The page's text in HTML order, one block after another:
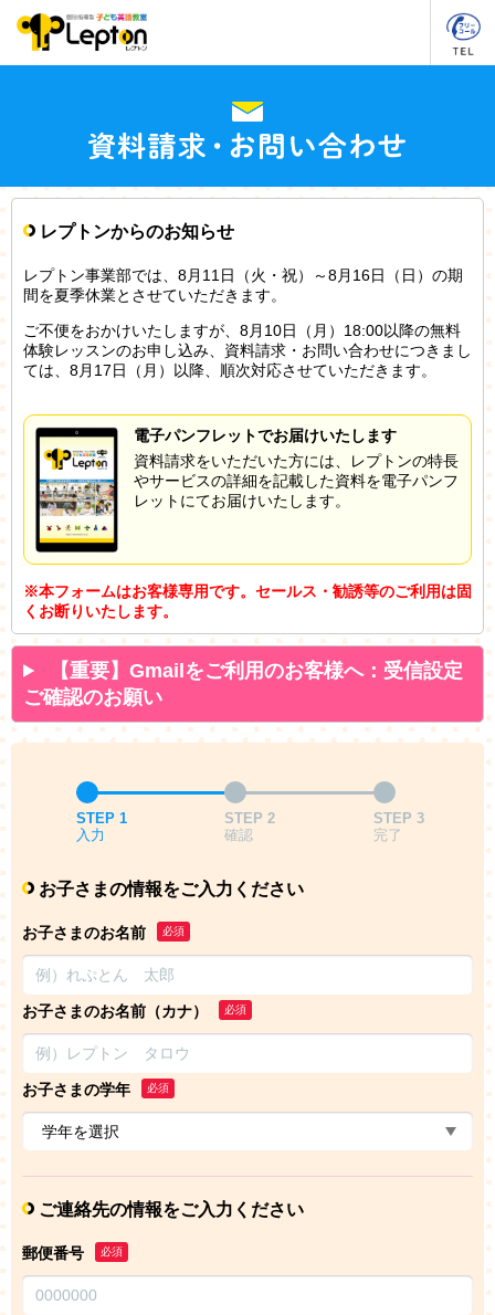
レプトンからのお知らせ
レプトン事業部では、8月11日（火・祝）～8月16日（日）の期
間を夏季休業とさせていただきます。
ご不便をおかけいたしますが、8月10日（月）18:00以降の無料
体験レッスンのお申し込み、資料請求・お問い合わせにつきまし
ては、8月17日（月）以降、順次対応させていただきます。
電子パンフレットでお届けいたします
資料請求をいただいた方には、レプトンの特長
やサービスの詳細を記載した資料を電子パンフ
レットにてお届けいたします。
※本フォームはお客様専用です。セールス・勧誘等のご利用は固
くお断りいたします。
【重要】Gmailをご利用のお客様へ：受信設定
ご確認のお願い
STEP 1
入力
STEP 2
確認
STEP 3
完了
お子さまの情報をご入力ください
お子さまのお名前 必須
お子さまのお名前（カナ） 必須
お子さまの学年 必須
ご連絡先の情報をご入力ください
郵便番号 必須